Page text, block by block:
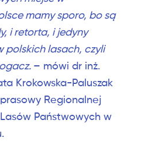
mamy sporo, bo są
i retorta, i jedyny
polskich lasach, czyli
– mówi dr inż.
Krokowska-Paluszak
Regionalnej
Państwowych w